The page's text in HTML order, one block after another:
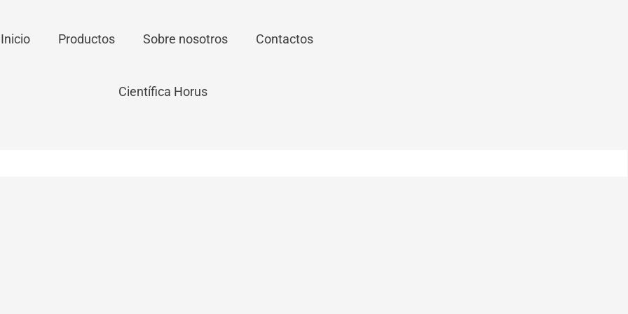
Inicio Productos Sobre nosotros Contactos